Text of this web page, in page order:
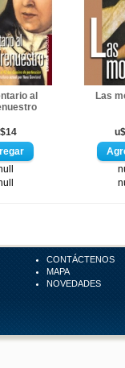
al
Las
CONTÁCTENOS
MAPA
NOVEDADES